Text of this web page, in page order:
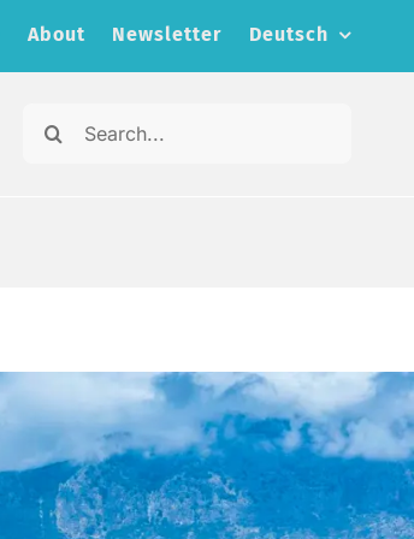
About Newsletter Deutsch
Search